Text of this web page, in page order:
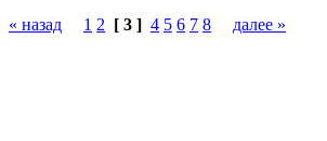
« назад 1 2 [ 3 ] 4 5 6 7 8 далее »